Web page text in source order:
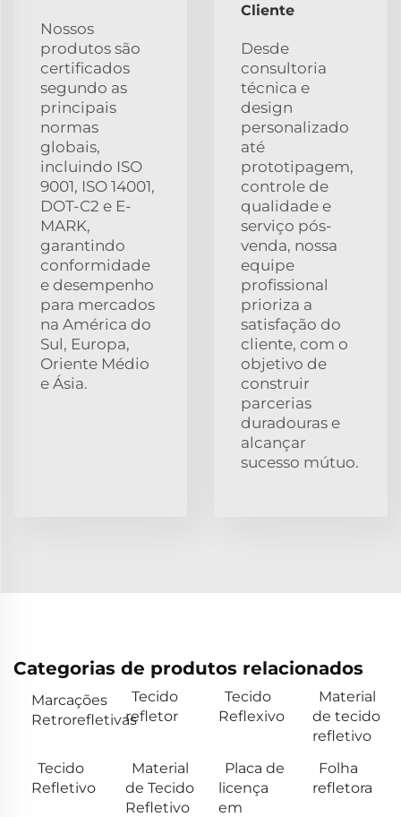
Nossos
produtos são
certificados
segundo as
principais
normas
globais,
incluindo ISO
9001, ISO 14001,
DOT-C2 e E-
MARK,
garantindo
conformidade
e desempenho
para mercados
na América do
Sul, Europa,
Oriente Médio
e Ásia.
Cliente
Desde
consultoria
técnica e
design
personalizado
até
prototipagem,
controle de
qualidade e
serviço pós-
venda, nossa
equipe
profissional
prioriza a
satisfação do
cliente, com o
objetivo de
construir
parcerias
duradouras e
alcançar
sucesso mútuo.
Categorias de produtos relacionados
Marcações
Retrorefletivas
Tecido
refletor
Tecido
Reflexivo
Material
de tecido
refletivo
Tecido
Refletivo
Material
de Tecido
Refletivo
Placa de
licença
em
Folha
refletora